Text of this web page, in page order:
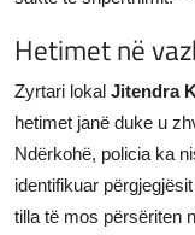
Hetimet në
Zyrtari lokal Jitendra
hetimet janë duke u
Ndërkohë, policia ka
identifikuar
tilla të mos përsëriten